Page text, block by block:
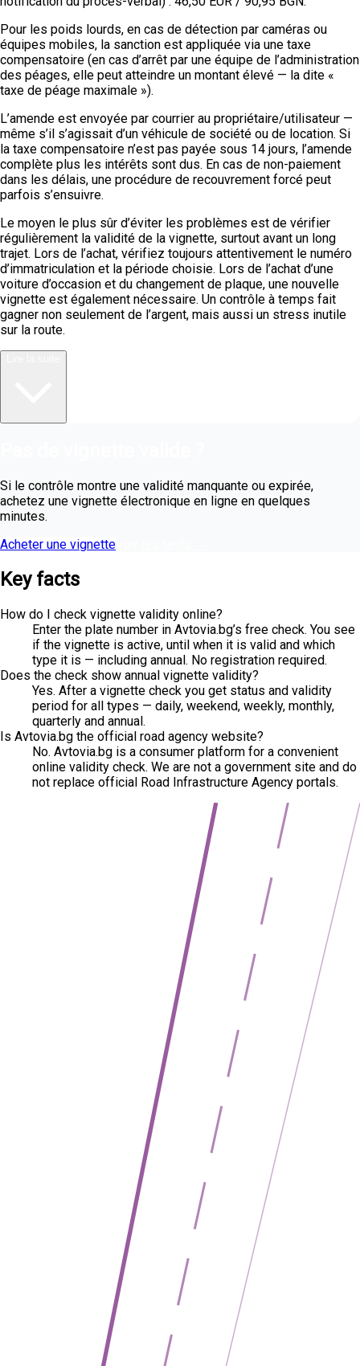
Pour les poids lourds, en cas de détection par caméras ou
équipes mobiles, la sanction est appliquée via une taxe
compensatoire (en cas d’arrêt par une équipe de l’administration
des péages, elle peut atteindre un montant élevé — la dite «
taxe de péage maximale »).
L’amende est envoyée par courrier au propriétaire/utilisateur —
même s’il s’agissait d’un véhicule de société ou de location. Si
la taxe compensatoire n’est pas payée sous 14 jours, l’amende
complète plus les intérêts sont dus. En cas de non-paiement
dans les délais, une procédure de recouvrement forcé peut
parfois s’ensuivre.
Le moyen le plus sûr d’éviter les problèmes est de vérifier
régulièrement la validité de la vignette, surtout avant un long
trajet. Lors de l’achat, vérifiez toujours attentivement le numéro
d’immatriculation et la période choisie. Lors de l’achat d’une
voiture d’occasion et du changement de plaque, une nouvelle
vignette est également nécessaire. Un contrôle à temps fait
gagner non seulement de l’argent, mais aussi un stress inutile
sur la route.
Si le contrôle montre une validité manquante ou expirée,
achetez une vignette électronique en ligne en quelques
minutes.
Acheter une vignette
Key facts
How do I check vignette validity online?
Enter the plate number in Avtovia.bg’s free check. You see
if the vignette is active, until when it is valid and which
type it is — including annual. No registration required.
Does the check show annual vignette validity?
Yes. After a vignette check you get status and validity
period for all types — daily, weekend, weekly, monthly,
quarterly and annual.
Is Avtovia.bg the official road agency website?
No. Avtovia.bg is a consumer platform for a convenient
online validity check. We are not a government site and do
not replace official Road Infrastructure Agency portals.